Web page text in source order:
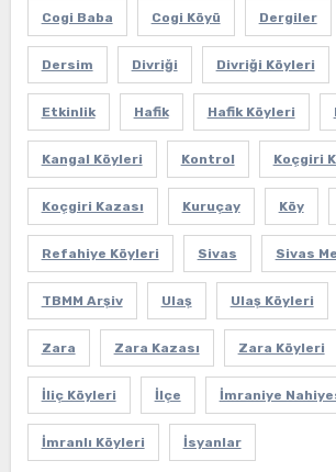
Cogi Baba Cogi Köyü Dergiler
Dersim Divriği Divriği Köyleri
Etkinlik Hafik Hafik Köyleri
Kangal Köyleri Kontrol Koçgiri
Koçgiri Kazası Kuruçay Köy
Refahiye Köyleri Sivas Sivas
TBMM Arşiv Ulaş Ulaş Köyleri
Zara Zara Kazası Zara Köyleri
İliç Köyleri İlçe İmraniye
İmranlı Köyleri İsyanlar